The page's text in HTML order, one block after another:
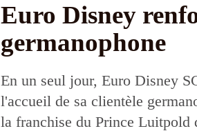
Euro Disney
germanophone
En un seul jour, Euro Disney
l'accueil de sa clientèle
la franchise du Prince Luitpold